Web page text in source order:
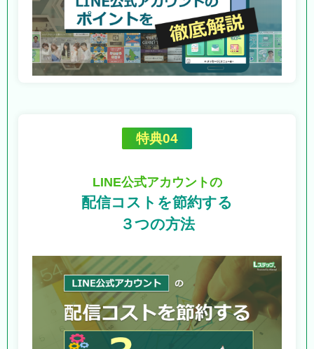
特典04
LINE公式アカウントの
配信コストを節約する
３つの方法